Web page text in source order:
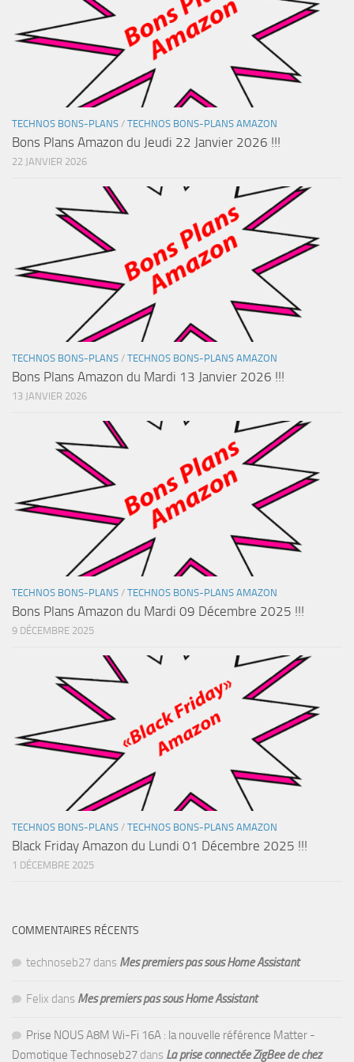
TECHNOS BONS-PLANS / TECHNOS BONS-PLANS AMAZON
Bons Plans Amazon du Jeudi 22 Janvier 2026 !!!
22 JANVIER 2026
TECHNOS BONS-PLANS / TECHNOS BONS-PLANS AMAZON
Bons Plans Amazon du Mardi 13 Janvier 2026 !!!
13 JANVIER 2026
TECHNOS BONS-PLANS / TECHNOS BONS-PLANS AMAZON
Bons Plans Amazon du Mardi 09 Décembre 2025 !!!
9 DÉCEMBRE 2025
TECHNOS BONS-PLANS / TECHNOS BONS-PLANS AMAZON
Black Friday Amazon du Lundi 01 Décembre 2025 !!!
1 DÉCEMBRE 2025
COMMENTAIRES RÉCENTS
technoseb27 dans Mes premiers pas sous Home Assistant
Felix dans Mes premiers pas sous Home Assistant
Prise NOUS A8M Wi-Fi 16A : la nouvelle référence Matter -
Domotique Technoseb27 dans La prise connectée ZigBee de chez